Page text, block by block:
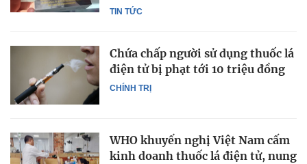
TIN TỨC
CHÍNH TRỊ
Chứa chấp người sử dụng thuốc lá
điện tử bị phạt tới 10 triệu đồng
WHO khuyến nghị Việt Nam cấm
kinh doanh thuốc lá điện tử, nung